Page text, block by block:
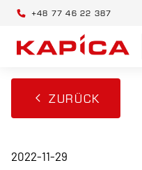
+48 77 46 22 387
ZURÜCK
2022-11-29